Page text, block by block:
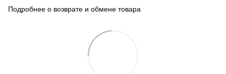
Подробнее о возврате и обмене товара